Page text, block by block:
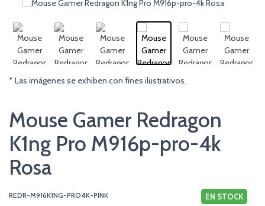
* Las imágenes se exhiben con fines ilustrativos.
Mouse Gamer Redragon
K1ng Pro M916p-pro-4k
Rosa
REDR-M916K1NG-PRO4K-PINK EN STOCK